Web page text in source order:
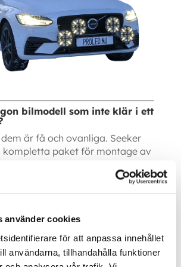
använder cookies
för att anpassa innehållet
användarna, tillhandahålla funktioner
bilmodell som inte klär i ett
är få och ovanliga. Seeker
kompletta paket för montage av
web, med bara de bästa
4
5